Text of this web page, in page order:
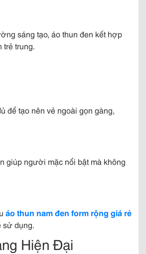
sáng tạo, áo thun đen kết hợp
trung.
để tạo nên vẻ ngoài gọn gàng,
giúp người mặc nổi bật mà không
áo thun nam đen form rộng giá rẻ
sử dụng.
Hiện Đại